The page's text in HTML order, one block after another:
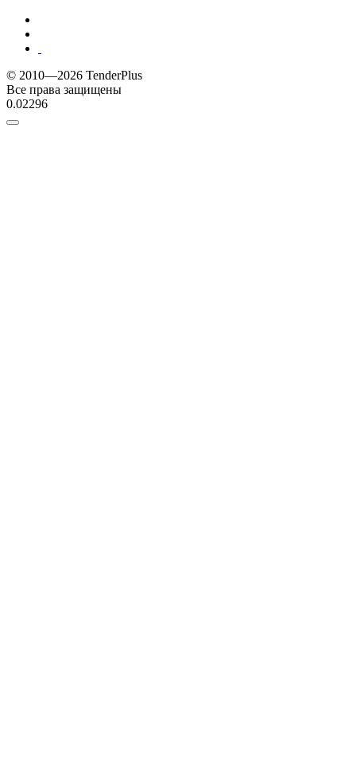
© 2010—2026 TenderPlus
Все права защищены
0.02296